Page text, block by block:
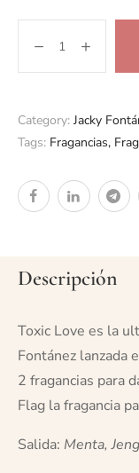
Category: Jacky
Tags: Fragancias,
Descripción
Toxic Love es la
Fontánez lanzada
2 fragancias para
Flag la fragancia
Salida: Menta,